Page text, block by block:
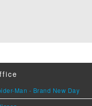
Man - Brand New Day